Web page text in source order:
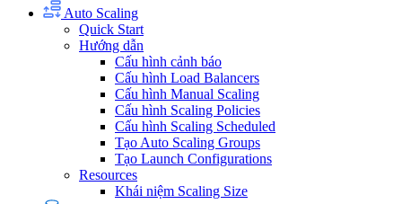
Auto Scaling
Quick Start
Hướng dẫn
Cấu hình cảnh báo
Cấu hình Load Balancers
Cấu hình Manual Scaling
Cấu hình Scaling Policies
Cấu hình Scaling Scheduled
Tạo Auto Scaling Groups
Tạo Launch Configurations
Resources
Khái niệm Scaling Size